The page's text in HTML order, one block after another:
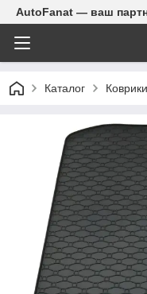
AutoFanat — ваш
Каталог